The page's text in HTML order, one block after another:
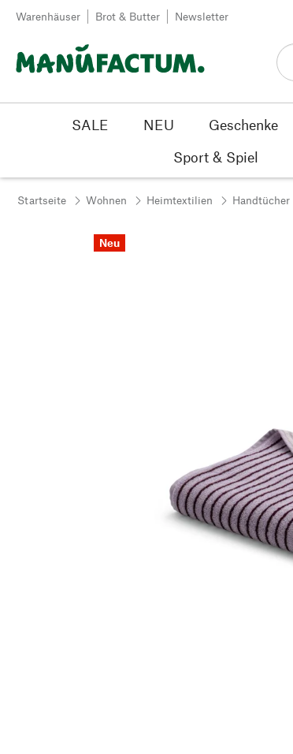
Zum Inhalt springen
Warenhäuser Brot & Butter Newsletter
SALE NEU Geschenke
Sport & Spiel
Startseite Wohnen Heimtextilien Handtücher
Neu